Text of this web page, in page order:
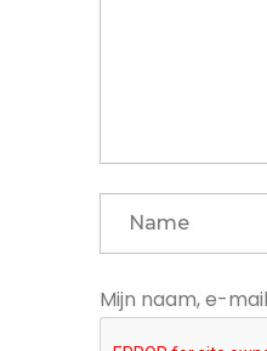
Mijn naam, e-